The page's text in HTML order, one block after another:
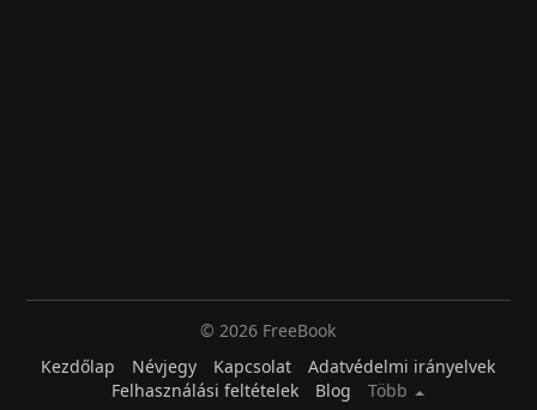
© 2026 FreeBook
Kezdőlap
Névjegy Kapcsolat
Adatvédelmi irányelvek
Felhasználási feltételek
Blog
Több